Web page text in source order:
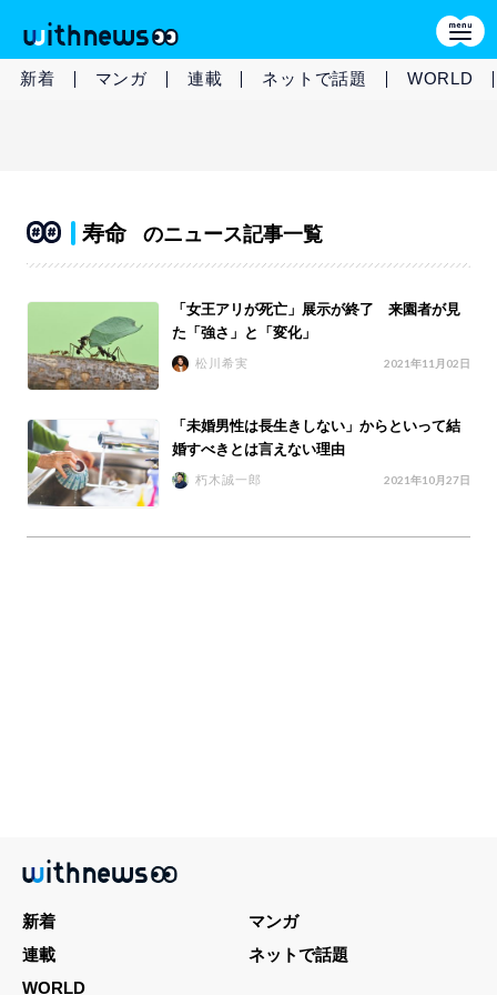
新着 マンガ 連載 ネットで話題 WORLD
寿命 のニュース記事一覧
「女王アリが死亡」展示が終了 来園者が見
た「強さ」と「変化」
松川希実 2021年11月02日
「未婚男性は長生きしない」からといって結
婚すべきとは言えない理由
朽木誠一郎 2021年10月27日
新着
マンガ
連載
ネットで話題
WORLD